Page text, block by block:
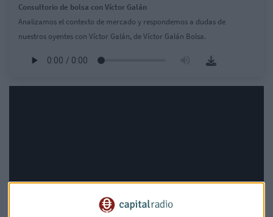
Consultorio de bolsa con Víctor Galán
Analizamos el contexto de mercado y respondemos a dudas de
nuestros oyentes con Víctor Galán, de Víctor Galán Bolsa.